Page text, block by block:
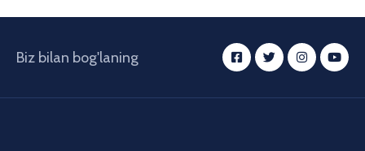
Biz bilan bog'laning